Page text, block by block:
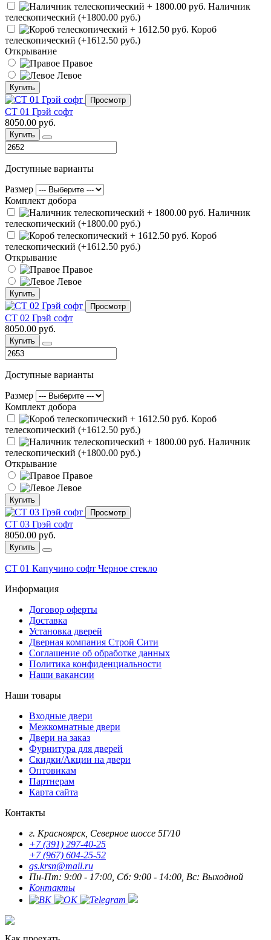
Наличник
телескопический (+1800.00 руб.)
Короб
телескопический (+1612.50 руб.)
Открывание
Правое
Левое
Купить
Просмотр
СТ 01 Грэй софт
8050.00 руб.
Купить
Доступные варианты
Размер
Комплект добора
Наличник
телескопический (+1800.00 руб.)
Короб
телескопический (+1612.50 руб.)
Открывание
Правое
Левое
Купить
Просмотр
СТ 02 Грэй софт
8050.00 руб.
Купить
Доступные варианты
Размер
Комплект добора
Короб
телескопический (+1612.50 руб.)
Наличник
телескопический (+1800.00 руб.)
Открывание
Правое
Левое
Купить
Просмотр
СТ 03 Грэй софт
8050.00 руб.
Купить
СТ 01 Капучино софт Черное стекло
Информация
Договор оферты
Доставка
Установка дверей
Дверная компания Строй Сити
Соглашение об обработке данных
Политика конфиденциальности
Наши вакансии
Наши товары
Входные двери
Межкомнатные двери
Двери на заказ
Фурнитура для дверей
Скидки/Акции на двери
Оптовикам
Партнерам
Карта сайта
Контакты
г. Красноярск, Северное шоссе 5Г/10
+7 (391) 297-40-25
+7 (967) 604-25-52
gs.krsn@mail.ru
Пн-Пт: 9:00 - 17:00, Сб: 9:00 - 14:00, Вс: Выходной
Контакты